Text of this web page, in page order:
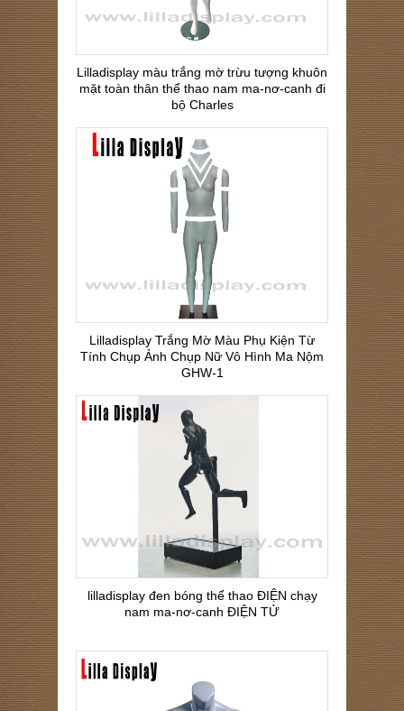
Lilladisplay màu trắng mờ trừu tượng khuôn
mặt toàn thân thể thao nam ma-nơ-canh đi
bộ Charles
Lilladisplay Trắng Mờ Màu Phụ Kiện Từ
Tính Chụp Ảnh Chụp Nữ Vô Hình Ma Nộm
GHW-1
lilladisplay đen bóng thể thao ĐIỆN chạy
nam ma-nơ-canh ĐIỆN TỬ